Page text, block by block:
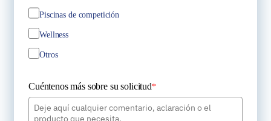
Piscinas de competición
Wellness
Otros
Cuéntenos más sobre su solicitud*